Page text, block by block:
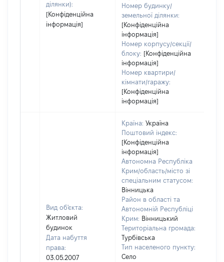
ділянки):
[Конфіденційна
інформація]
Номер будинку/
земельної ділянки:
[Конфіденційна
інформація]
Номер корпусу/секції/
блоку: [Конфіденційна
інформація]
Номер квартири/
кімнати/гаражу:
[Конфіденційна
інформація]
Вид об'єкта:
Житловий
будинок
Дата набуття
права:
03.05.2007
Країна: Україна
Поштовий індекс:
[Конфіденційна
інформація]
Автономна Республіка
Крим/область/місто зі
спеціальним статусом:
Вінницька
Район в області та
Автономній Республіці
Крим: Вінницький
Територіальна громада:
Турбівська
Тип населеного пункту:
Село